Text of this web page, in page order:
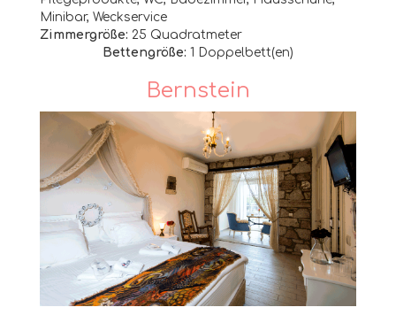
Minibar, Weckservice
Zimmergröße: 25 Quadratmeter
Bettengröße: 1 Doppelbett(en)
Bernstein